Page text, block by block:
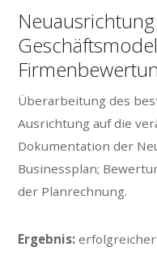
Überarbeitung des
Ausrichtung auf die
Dokumentation der
Businessplan;
der Planrechnung.
Ergebnis: